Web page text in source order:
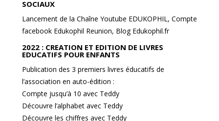
SOCIAUX
Lancement de la Chaîne Youtube EDUKOPHIL, Compte
facebook Edukophil Reunion, Blog Edukophil.fr
2022 : CREATION ET EDITION DE LIVRES
EDUCATIFS POUR ENFANTS
Publication des 3 premiers livres éducatifs de
l’association en auto-édition :
Compte jusqu’à 10 avec Teddy
Découvre l’alphabet avec Teddy
Découvre les chiffres avec Teddy